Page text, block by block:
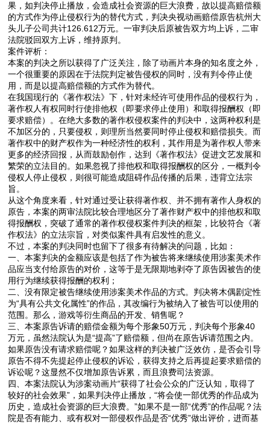
果，如判决停止播放，会造成社会资源的巨大浪费，故以提高赔偿额
的方式作为停止侵权行为的替代方式，判决央视动画赔偿原告杭州大
头儿子公司共计126.612万元。一审判决后原被告双方均上诉，二审
法院驳回双方上诉，维持原判。
案件评析：
本案的判决之所以获得了广泛关注，除了动画片本身的知名度之外，
一个很重要的原因在于法院判定被告侵权的同时，没有判令停止使
用，而是以提高赔偿额的方式作为替代。
在我国现行的《著作权法》下，针对未经许可使用作品的侵权行为，
著作权人有权同时行使排他权（即要求停止使用）和取得报酬权（即
要求赔偿）。在绝大多数的著作权侵权案件的判决中，这两种权利是
不加区分的，只要侵权，则理所当然要同时停止侵权和赔偿损失。而
著作权中的财产权作为一种经济性的权利，其作用是为著作权人带来
更多的经济回报，从而鼓励创作，达到《著作权法》促进文艺发展和
繁荣的立法目的。如果忽视了排他权和取得报酬权的区分，一概判令
侵权人停止侵权，则很可能造成阻碍作品传播的后果，违背立法宗
旨。
从这个角度来看，针对通过受让获得著作权、并不拥有著作人身权的
原告，本案的两审法院比较合理地区分了著作财产权中的排他权和取
得报酬权，突破了通常的著作权侵权案件判决的框架，比较符合《著
作权法》的立法宗旨，对类似案件具有启发性的意义。
不过，本案的判决同时也留下了很多有待解决的问题，比如：
一、本案判决的金额应该是包括了作为被告将来继续使用涉案美术作
品应当支付给原告的对价，这等于是无限期地剥夺了原告因被告的使
用行为继续获得报酬的权利；
二、没有限定被告继续使用涉案美术作品的方式。判决将木偶剧定性
为“具有公共文化属性”的作品，其改编行为被纳入了被告可以使用的
范围。那么，游戏等衍生商品的开发、销售呢？
三、本案原告诉请的赔偿金额为每个形象50万元，判决每个形象40
万元，虽然法院认为是“提高”了赔偿额，但尚在原告诉请范围之内。
如果原告没有请求赔偿呢？如果这样的判决被广泛效仿，是否会引导
原告不得不先提起停止侵权的诉讼，获得支持之后再提起要求赔偿的
诉讼呢？这显然不仅增加原告诉累，而且浪费司法资源。
四、本案法院认为涉案动画片“获得了社会公众的广泛认知，取得了
较好的社会效果”，如果判决停止播放，“将会使一部优秀的作品成为
历史，造成社会资源的巨大浪费。”如果不是一部“优秀”的作品呢？法
院是否有能力、或有权对一部侵权作品是否“优秀”做出评价，进而基